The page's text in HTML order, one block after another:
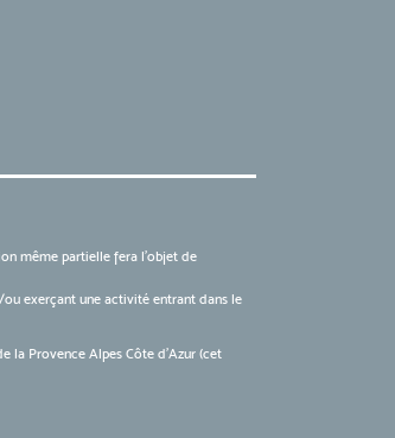
même partielle fera l'objet de
exerçant une activité entrant dans le
la Provence Alpes Côte d’Azur (cet